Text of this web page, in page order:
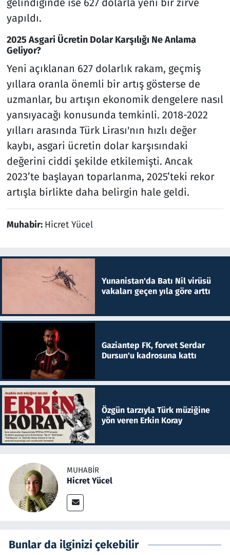
gelindiğinde ise 627 dolarla yeni bir zirve
yapıldı.
2025 Asgari Ücretin Dolar Karşılığı Ne Anlama
Geliyor?
Yeni açıklanan 627 dolarlık rakam, geçmiş
yıllara oranla önemli bir artış gösterse de
uzmanlar, bu artışın ekonomik dengelere nasıl
yansıyacağı konusunda temkinli. 2018-2022
yılları arasında Türk Lirası'nın hızlı değer
kaybı, asgari ücretin dolar karşısındaki
değerini ciddi şekilde etkilemişti. Ancak
2023’te başlayan toparlanma, 2025’teki rekor
artışla birlikte daha belirgin hale geldi.
Muhabir: Hicret Yücel
Yunanistan'da Batı Nil virüsü
vakaları geçen yıla göre arttı
Gaziantep FK, forvet Serdar
Dursun'u kadrosuna kattı
Özgün tarzıyla Türk müziğine
yön veren Erkin Koray
MUHABIR
Hicret Yücel
Bunlar da ilginizi çekebilir